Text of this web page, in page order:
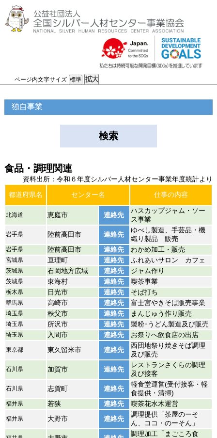
ページ内文字サイズ
独自事業
検索
食品・調理関連
資料出所：令和６年度シルバー人材センター事業年度統計より
都道府県名 センター名 仕事の内容
北海道 恵庭市 連絡先
ハスカップジャム・ソー
ス事業
岩手県 陸前高田市 連絡先
ゆべし製造、手芸品・機
織り製品 販売
岩手県 陸前高田市 連絡先 わかめ加工・販売
宮城県 亘理町 連絡先 ふれあいサロン カフェ
茨城県 石岡地方広域 連絡先 ジャム作り
茨城県 東海村 連絡先 喫茶事業
栃木県 日光市 連絡先 そば打ち
群馬県 高崎市 連絡先 富士宮やきそば販売事業
埼玉県 秩父市 連絡先 まんじゅう作り販売
埼玉県 所沢市 連絡先 製粉･うどん製造及び販売
埼玉県 入間市 連絡先 お祭りへ飲食店の出店
東京都 東久留米市 連絡先
西団地祭り焼きそば調理
及び販売
石川県 加賀市 連絡先
レストランさくらの調理
及び接客
石川県 志賀町 連絡先
軽食堂運営(受付接客・軽
食提供・清掃)
福井県 若狭 連絡先 喫茶花水木運営
福井県 大野市 連絡先
調理提供「茶屋のーそ
ん、ココ・のーそん」
調理加工「まごころ食